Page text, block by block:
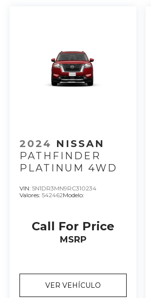
2024 NISSAN
PATHFINDER
PLATINUM 4WD
VIN: 5N1DR3MN9RC310234
Valores: 542462Modelo:
Call For Price
MSRP
VER VEHÍCULO